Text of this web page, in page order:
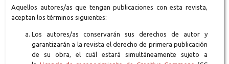
Aquellos autores/as que tengan publicaciones con esta revista,
aceptan los términos siguientes:
Los autores/as conservarán sus derechos de autor y
garantizarán a la revista el derecho de primera publicación
de su obra, el cuál estará simultáneamente sujeto a